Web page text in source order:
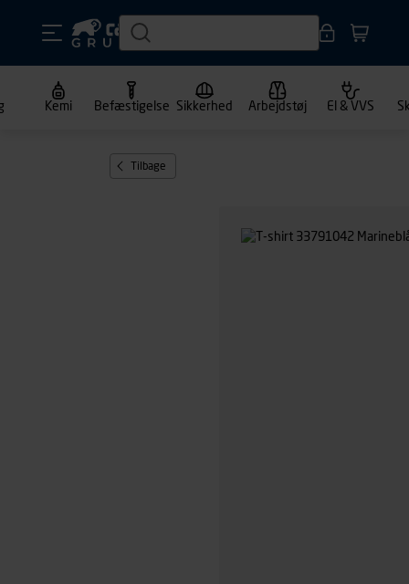
Kemi Befæstigelse Sikkerhed Arbejdstøj El & VVS
Tilbage